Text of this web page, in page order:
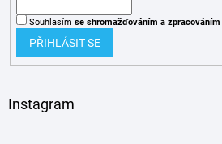
Souhlasím se shromažďováním a zpracováním
PŘIHLÁSIT SE
Instagram